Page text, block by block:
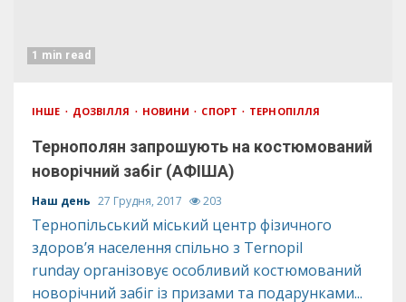
1 min read
ІНШЕ ДОЗВІЛЛЯ НОВИНИ СПОРТ ТЕРНОПІЛЛЯ
Тернополян запрошують на костюмований
новорічний забіг (АФІША)
Наш день 27 Грудня, 2017 203
Тернопільський міський центр фізичного
здоров’я населення спільно з Ternopil
runday організовує особливий костюмований
новорічний забіг із призами та подарунками...